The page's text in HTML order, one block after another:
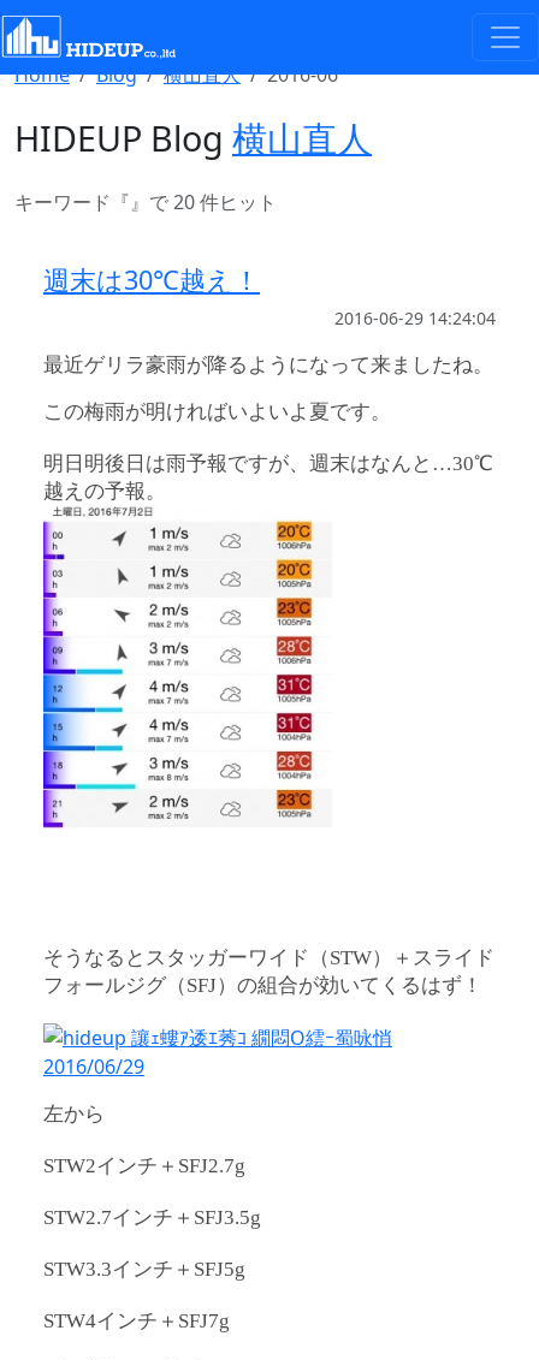
Home Blog 横山直人 2016-06
HIDEUP Blog 横山直人
キーワード『』で 20 件ヒット
週末は30℃越え！
2016-06-29 14:24:04
最近ゲリラ豪雨が降るようになって来ましたね。
この梅雨が明ければいよいよ夏です。
明日明後日は雨予報ですが、週末はなんと…30℃
越えの予報。
そうなるとスタッガーワイド（STW）＋スライド
フォールジグ（SFJ）の組合が効いてくるはず！
左から
STW2インチ＋SFJ2.7g
STW2.7インチ＋SFJ3.5g
STW3.3インチ＋SFJ5g
STW4インチ＋SFJ7g